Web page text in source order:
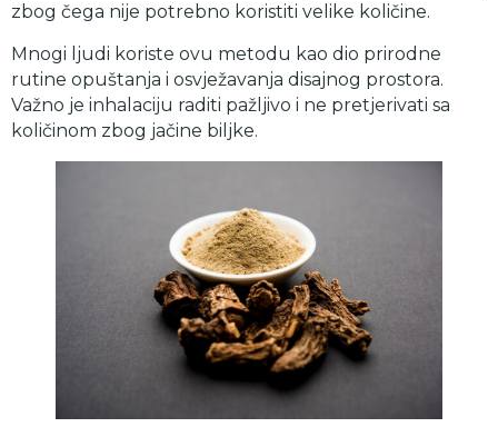
zbog čega nije potrebno koristiti velike količine.
Mnogi ljudi koriste ovu metodu kao dio prirodne
rutine opuštanja i osvježavanja disajnog prostora.
Važno je inhalaciju raditi pažljivo i ne pretjerivati sa
količinom zbog jačine biljke.